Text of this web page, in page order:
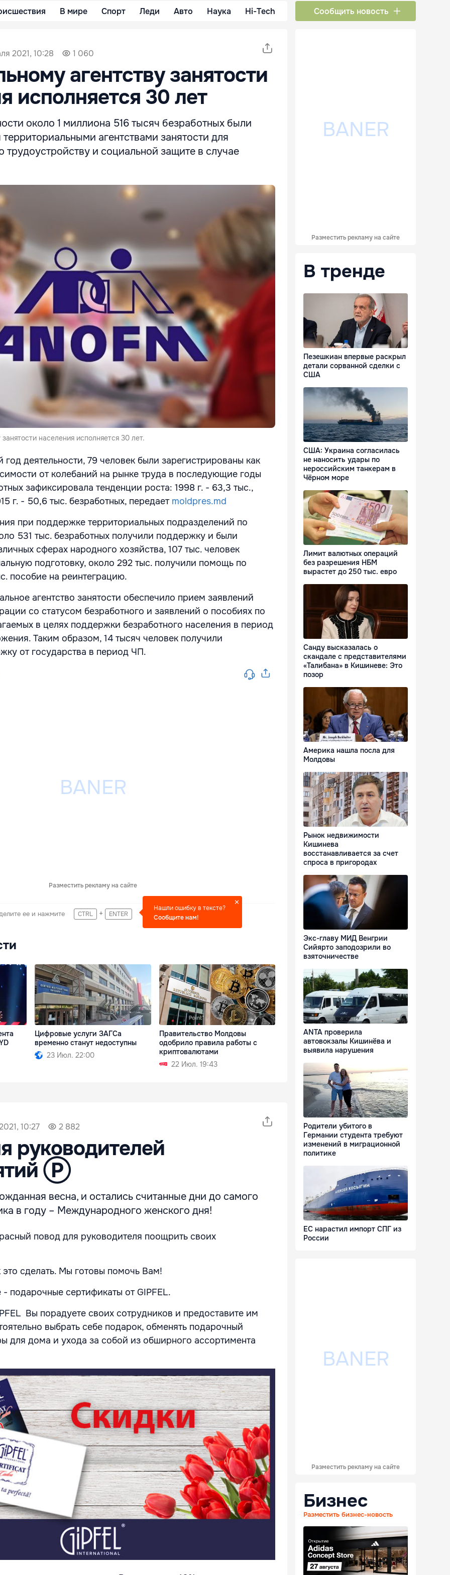
В мире Спорт Леди Авто Наука Hi-Tech Сообщить новость
2021, 10:28 1 060
агентству занятости
исполняется 30 лет
около 1 миллиона 516 тысяч безработных были
агентствами занятости для
трудоустройству и социальной защите в случае
населения исполняется 30 лет.
год деятельности, 79 человек были зарегистрированы как
от колебаний на рынке труда в последующие годы
зафиксировала тенденции роста: 1998 г. - 63,3 тыс.,
г. - 50,6 тыс. безработных, передает moldpres.md
при поддержке территориальных подразделений по
531 тыс. безработных получили поддержку и были
сферах народного хозяйства, 107 тыс. человек
подготовку, около 292 тыс. получили помощь по
пособие на реинтеграцию.
агентство занятости обеспечило прием заявлений
со статусом безработного и заявлений о пособиях по
в целях поддержки безработного населения в период
Таким образом, 14 тысяч человек получили
от государства в период ЧП.
Разместить рекламу на сайте
ее и нажмите CTRL + ENTER
Нашли ошибку в тексте?
Сообщите нам!
Цифровые услуги ЗАГСа
временно станут недоступны
23 Июл. 22:00
Правительство Молдовы
одобрило правила работы с
криптовалютами
22 Июл. 19:43
10:27 2 882
руководителей
Ⓟ
весна, и остались считанные дни до самого
в году – Международного женского дня!
повод для руководителя поощрить своих
сделать. Мы готовы помочь Вам!
подарочные сертификаты от GIPFEL.
Вы порадуете своих сотрудников и предоставите им
выбрать себе подарок, обменять подарочный
для дома и ухода за собой из обширного ассортимента
Разместить рекламу на сайте
В тренде
Пезешкиан впервые раскрыл
детали сорванной сделки с
США
США: Украина согласилась
не наносить удары по
нероссийским танкерам в
Чёрном море
Лимит валютных операций
без разрешения НБМ
вырастет до 250 тыс. евро
Санду высказалась о
скандале с представителями
«Талибана» в Кишиневе: Это
позор
Америка нашла посла для
Молдовы
Рынок недвижимости
Кишинева
восстанавливается за счет
спроса в пригородах
Экс-главу МИД Венгрии
Сийярто заподозрили во
взяточничестве
ANTA проверила
автовокзалы Кишинёва и
выявила нарушения
Родители убитого в
Германии студента требуют
изменений в миграционной
политике
ЕС нарастил импорт СПГ из
России
Разместить рекламу на сайте
Бизнес
Разместить бизнес-новость